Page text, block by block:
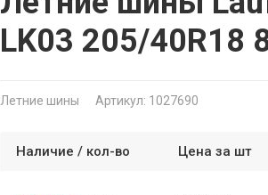
LK03 205/40R18
Летние шины Артикул: 1027690
Наличие / кол-во Цена за шт